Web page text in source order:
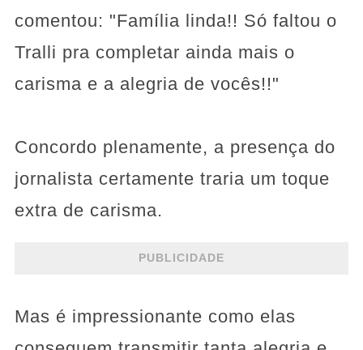
comentou: "Família linda!! Só faltou o
Tralli pra completar ainda mais o
carisma e a alegria de vocês!!"
Concordo plenamente, a presença do
jornalista certamente traria um toque
extra de carisma.
PUBLICIDADE
Mas é impressionante como elas